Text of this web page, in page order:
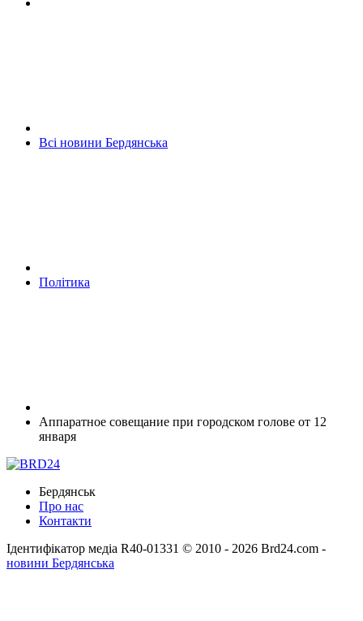
Всі новини Бердянська
Політика
Аппаратное совещание при городском голове от 12
января
Бердянськ
Про нас
Контакти
Ідентифікатор медіа R40-01331 © 2010 - 2026 Brd24.com -
новини Бердянська